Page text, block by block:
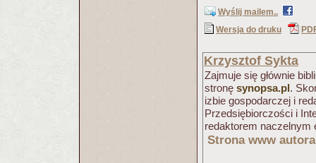
Wyślij mailem..
Wersja do druku
Krzysztof Sykta
Zajmuje się głównie
stronę synopsa.pl.
izbie gospodarczej i
Przedsiębiorczości i
redaktorem naczelnym
Strona www autora